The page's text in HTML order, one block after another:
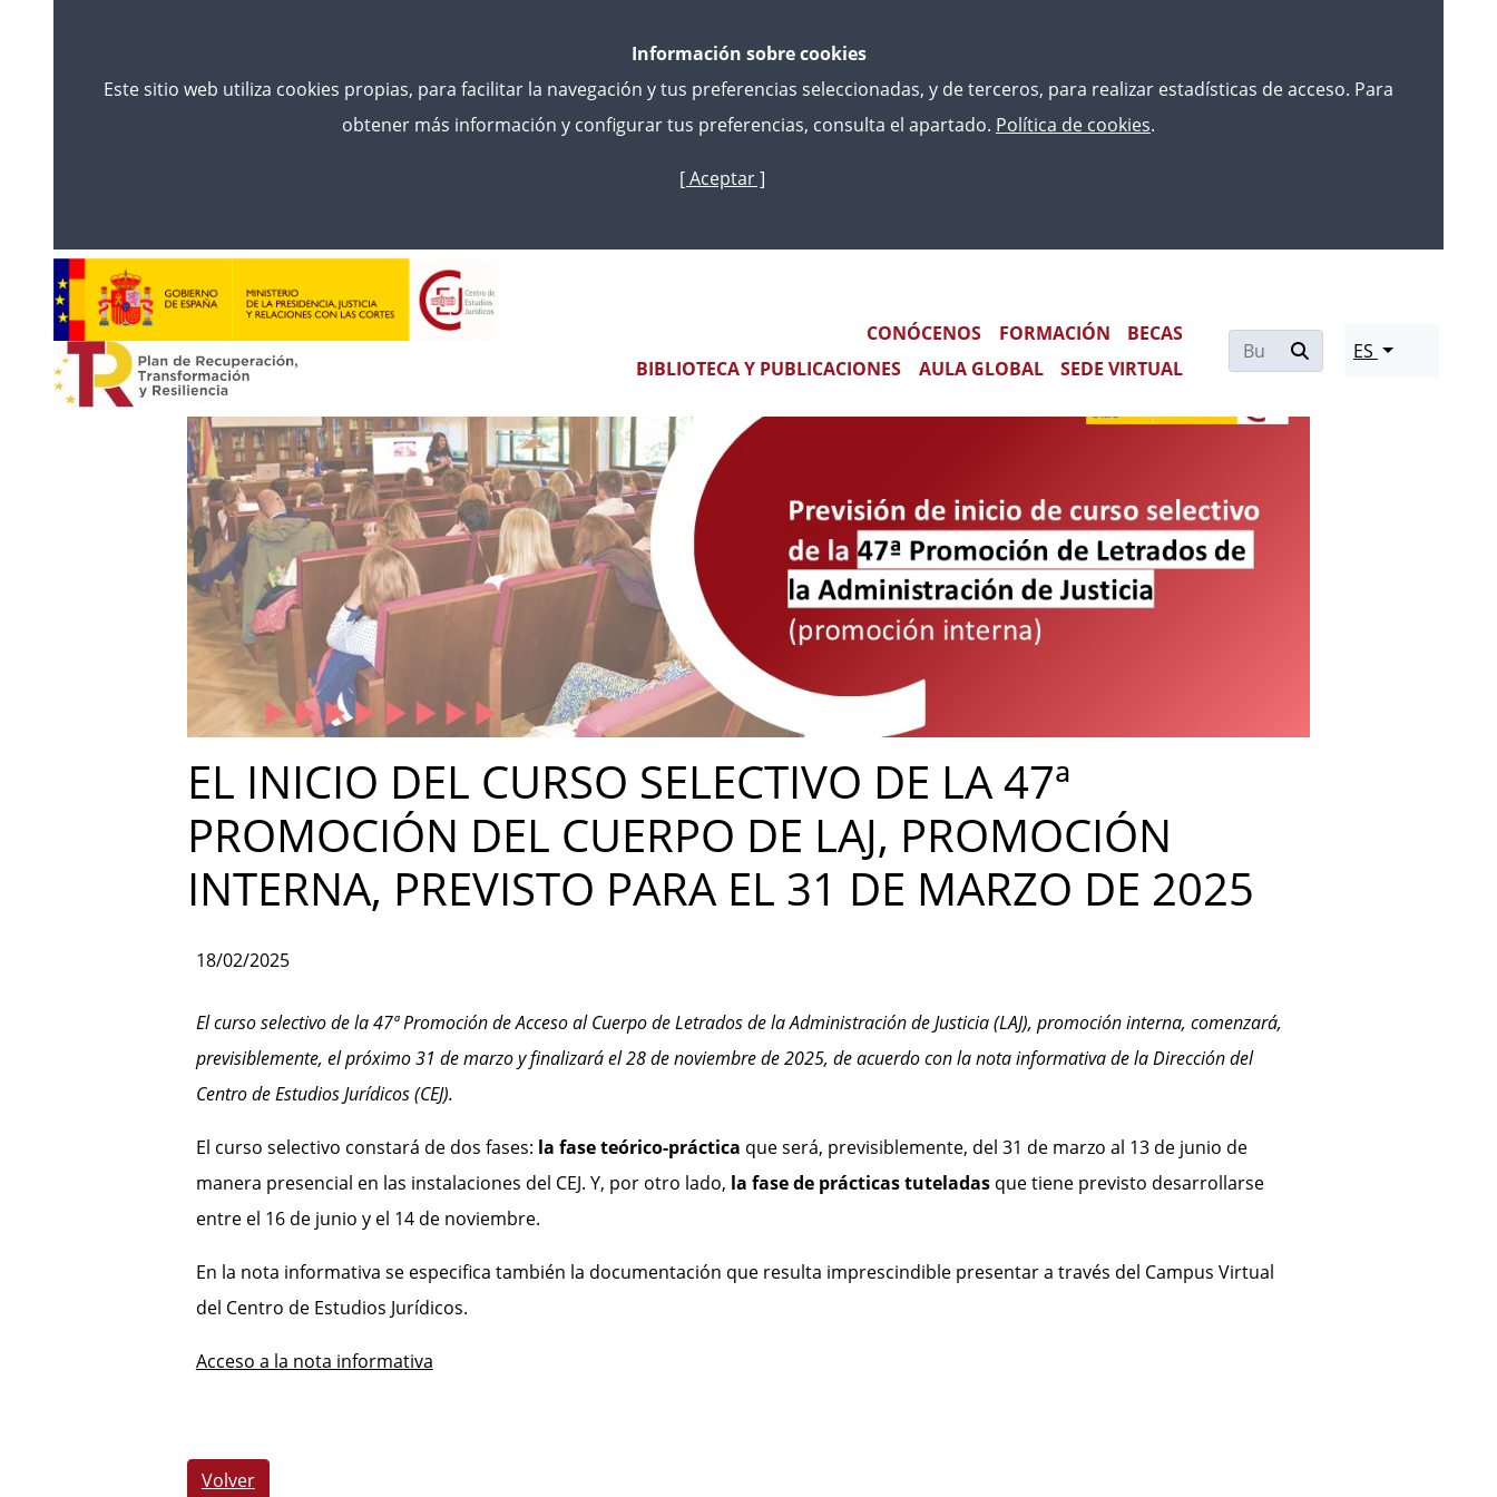
Pasar
contenido
Información sobre cookies
Este sitio web utiliza cookies propias, para facilitar la navegación y tus preferencias seleccionadas, y de terceros, para realizar estadísticas de acceso. Para
obtener más información y configurar tus preferencias, consulta el apartado. Política de cookies.
[ Aceptar ]
Main navigation
CONÓCENOS FORMACIÓN
BECAS
BIBLIOTECA Y PUBLICACIONES
AULA GLOBAL SEDE VIRTUAL
ES
EL INICIO DEL CURSO SELECTIVO DE LA 47ª PROMOCIÓN DEL CUERPO DE LAJ, PROMOCIÓN INTERNA, PREVISTO PARA EL
31 DE MARZO DE 2025
EL INICIO DEL CURSO SELECTIVO DE LA 47ª
PROMOCIÓN DEL CUERPO DE LAJ, PROMOCIÓN
INTERNA, PREVISTO PARA EL 31 DE MARZO DE 2025
18/02/2025
El curso selectivo de la 47ª Promoción de Acceso al Cuerpo de Letrados de la Administración de Justicia (LAJ), promoción interna, comenzará,
previsiblemente, el próximo 31 de marzo y finalizará el 28 de noviembre de 2025, de acuerdo con la nota informativa de la Dirección del
Centro de Estudios Jurídicos (CEJ).
El curso selectivo constará de dos fases: la fase teórico-práctica que será, previsiblemente, del 31 de marzo al 13 de junio de
manera presencial en las instalaciones del CEJ. Y, por otro lado, la fase de prácticas tuteladasque tiene previsto desarrollarse
entre el 16 de junio y el 14 de noviembre.
En la nota informativa se especifica también la documentación que resulta imprescindible presentar a través del Campus Virtual
del Centro de Estudios Jurídicos.
Acceso a la nota informativa
Volver